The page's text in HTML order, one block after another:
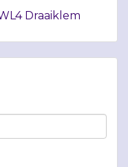
Draaiklem